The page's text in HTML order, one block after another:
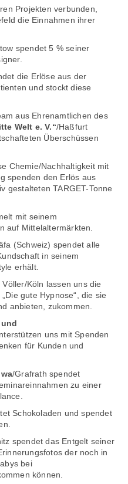
Projekten verbunden,
die Einnahmen ihrer
spendet 5 % seiner
die Erlöse aus der
und stockt diese
aus Ehrenamtlichen des
Welt e. V.“/Haßfurt
Überschüssen
Chemie/Nachhaltigkeit mit
spenden den Erlös aus
gestalteten TARGET-Tonne
mit seinem
auf Mittelaltermärkten.
(Schweiz) spendet alle
in seinem
erhält.
Völler/Köln lassen uns die
gute Hypnose“, die sie
anbieten, zukommen.
uns mit Spenden
für Kunden und
/Grafrath spendet
zu einer
Schokoladen und spendet
spendet das Entgelt seiner
der noch in
bei
können.